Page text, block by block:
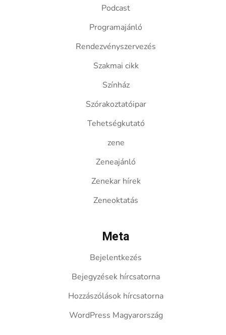
Podcast
Programajánló
Rendezvényszervezés
Szakmai cikk
Színház
Szórakoztatóipar
Tehetségkutató
zene
Zeneajánló
Zenekar hírek
Zeneoktatás
Meta
Bejelentkezés
Bejegyzések hírcsatorna
Hozzászólások hírcsatorna
WordPress Magyarország